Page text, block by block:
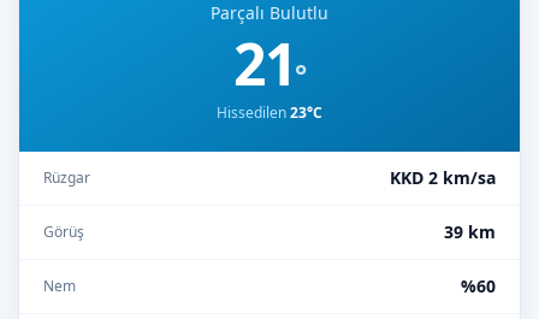
Parçalı Bulutlu
21°
Hissedilen23°C
Rüzgar KKD 2 km/sa
Görüş 39 km
Nem %60